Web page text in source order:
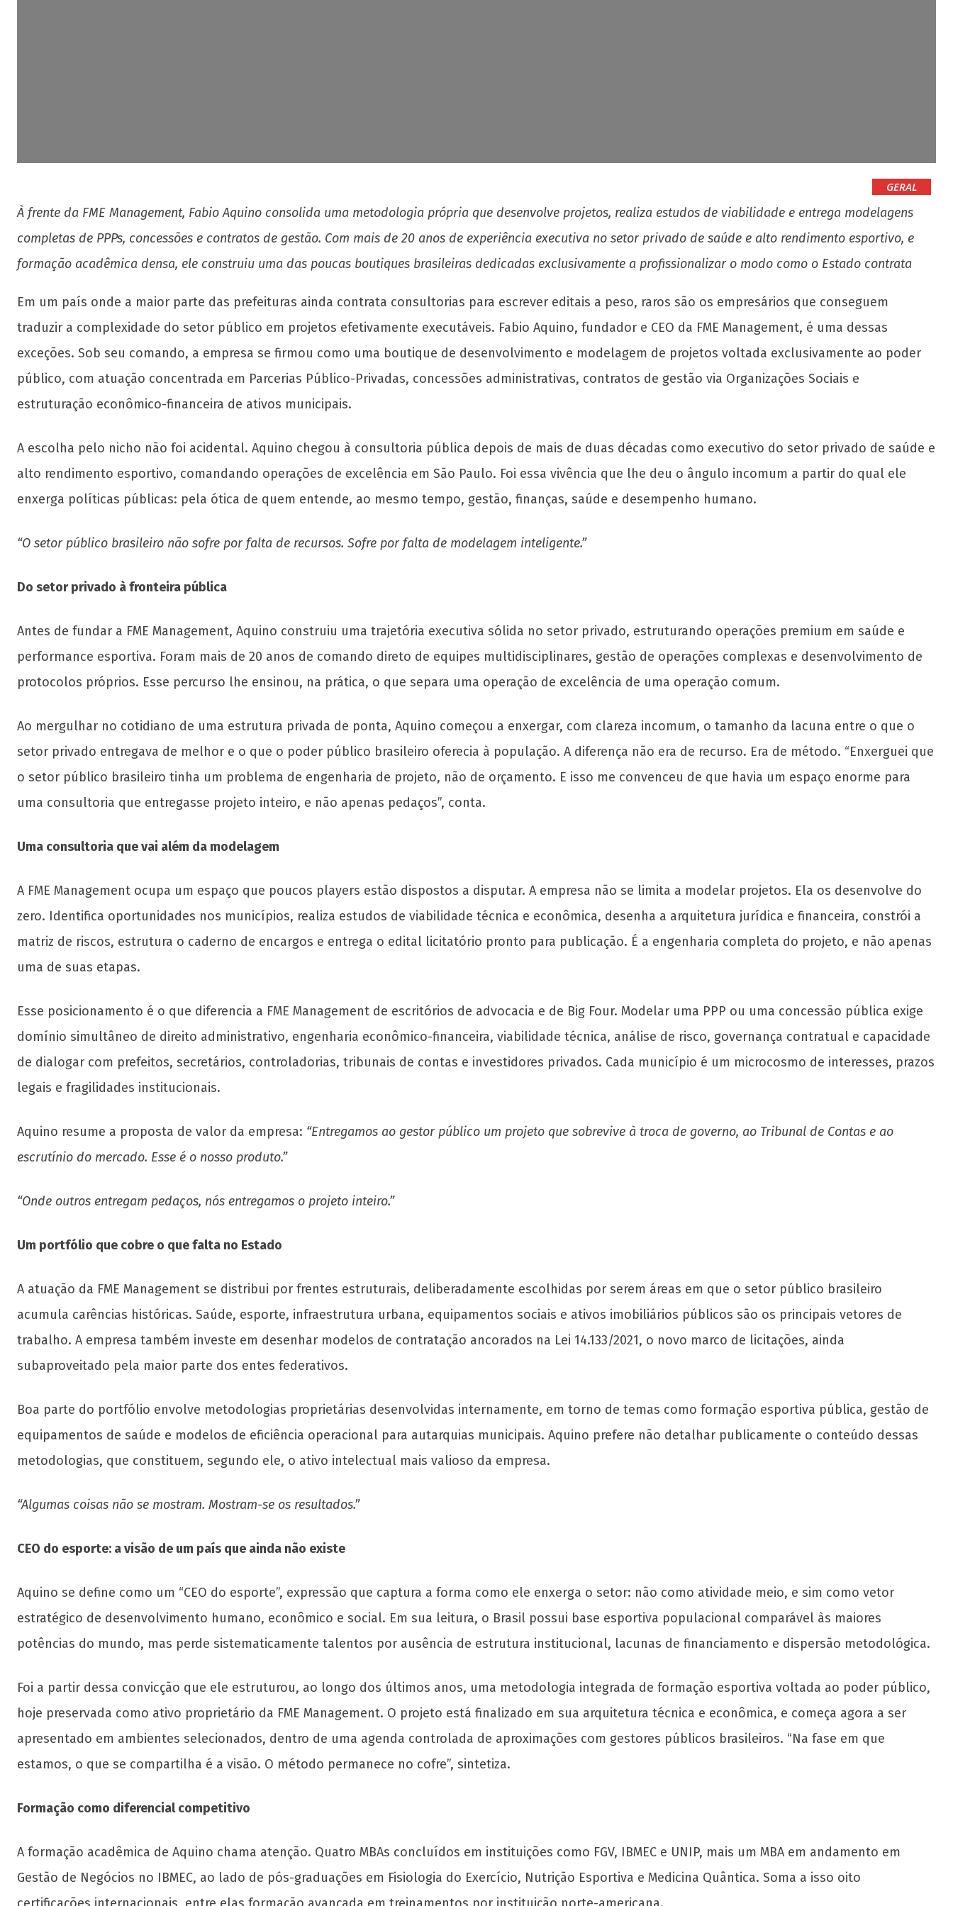
GERAL
À frente da FME Management, Fabio Aquino consolida uma metodologia própria que desenvolve projetos, realiza estudos de viabilidade e entrega modelagens
completas de PPPs, concessões e contratos de gestão. Com mais de 20 anos de experiência executiva no setor privado de saúde e alto rendimento esportivo, e
formação acadêmica densa, ele construiu uma das poucas boutiques brasileiras dedicadas exclusivamente a profissionalizar o modo como o Estado contrata
Em um país onde a maior parte das prefeituras ainda contrata consultorias para escrever editais a peso, raros são os empresários que conseguem
traduzir a complexidade do setor público em projetos efetivamente executáveis. Fabio Aquino, fundador e CEO da FME Management, é uma dessas
exceções. Sob seu comando, a empresa se firmou como uma boutique de desenvolvimento e modelagem de projetos voltada exclusivamente ao poder
público, com atuação concentrada em Parcerias Público-Privadas, concessões administrativas, contratos de gestão via Organizações Sociais e
estruturação econômico-financeira de ativos municipais.
A escolha pelo nicho não foi acidental. Aquino chegou à consultoria pública depois de mais de duas décadas como executivo do setor privado de saúde e
alto rendimento esportivo, comandando operações de excelência em São Paulo. Foi essa vivência que lhe deu o ângulo incomum a partir do qual ele
enxerga políticas públicas: pela ótica de quem entende, ao mesmo tempo, gestão, finanças, saúde e desempenho humano.
“O setor público brasileiro não sofre por falta de recursos. Sofre por falta de modelagem inteligente.”
Do setor privado à fronteira pública
Antes de fundar a FME Management, Aquino construiu uma trajetória executiva sólida no setor privado, estruturando operações premium em saúde e
performance esportiva. Foram mais de 20 anos de comando direto de equipes multidisciplinares, gestão de operações complexas e desenvolvimento de
protocolos próprios. Esse percurso lhe ensinou, na prática, o que separa uma operação de excelência de uma operação comum.
Ao mergulhar no cotidiano de uma estrutura privada de ponta, Aquino começou a enxergar, com clareza incomum, o tamanho da lacuna entre o que o
setor privado entregava de melhor e o que o poder público brasileiro oferecia à população. A diferença não era de recurso. Era de método. “Enxerguei que
o setor público brasileiro tinha um problema de engenharia de projeto, não de orçamento. E isso me convenceu de que havia um espaço enorme para
uma consultoria que entregasse projeto inteiro, e não apenas pedaços”, conta.
Uma consultoria que vai além da modelagem
A FME Management ocupa um espaço que poucos players estão dispostos a disputar. A empresa não se limita a modelar projetos. Ela os desenvolve do
zero. Identifica oportunidades nos municípios, realiza estudos de viabilidade técnica e econômica, desenha a arquitetura jurídica e financeira, constrói a
matriz de riscos, estrutura o caderno de encargos e entrega o edital licitatório pronto para publicação. É a engenharia completa do projeto, e não apenas
uma de suas etapas.
Esse posicionamento é o que diferencia a FME Management de escritórios de advocacia e de Big Four. Modelar uma PPP ou uma concessão pública exige
domínio simultâneo de direito administrativo, engenharia econômico-financeira, viabilidade técnica, análise de risco, governança contratual e capacidade
de dialogar com prefeitos, secretários, controladorias, tribunais de contas e investidores privados. Cada município é um microcosmo de interesses, prazos
legais e fragilidades institucionais.
Aquino resume a proposta de valor da empresa: “Entregamos ao gestor público um projeto que sobrevive à troca de governo, ao Tribunal de Contas e ao
escrutínio do mercado. Esse é o nosso produto.”
“Onde outros entregam pedaços, nós entregamos o projeto inteiro.”
Um portfólio que cobre o que falta no Estado
A atuação da FME Management se distribui por frentes estruturais, deliberadamente escolhidas por serem áreas em que o setor público brasileiro
acumula carências históricas. Saúde, esporte, infraestrutura urbana, equipamentos sociais e ativos imobiliários públicos são os principais vetores de
trabalho. A empresa também investe em desenhar modelos de contratação ancorados na Lei 14.133/2021, o novo marco de licitações, ainda
subaproveitado pela maior parte dos entes federativos.
Boa parte do portfólio envolve metodologias proprietárias desenvolvidas internamente, em torno de temas como formação esportiva pública, gestão de
equipamentos de saúde e modelos de eficiência operacional para autarquias municipais. Aquino prefere não detalhar publicamente o conteúdo dessas
metodologias, que constituem, segundo ele, o ativo intelectual mais valioso da empresa.
“Algumas coisas não se mostram. Mostram-se os resultados.”
CEO do esporte: a visão de um país que ainda não existe
Aquino se define como um “CEO do esporte”, expressão que captura a forma como ele enxerga o setor: não como atividade meio, e sim como vetor
estratégico de desenvolvimento humano, econômico e social. Em sua leitura, o Brasil possui base esportiva populacional comparável às maiores
potências do mundo, mas perde sistematicamente talentos por ausência de estrutura institucional, lacunas de financiamento e dispersão metodológica.
Foi a partir dessa convicção que ele estruturou, ao longo dos últimos anos, uma metodologia integrada de formação esportiva voltada ao poder público,
hoje preservada como ativo proprietário da FME Management. O projeto está finalizado em sua arquitetura técnica e econômica, e começa agora a ser
apresentado em ambientes selecionados, dentro de uma agenda controlada de aproximações com gestores públicos brasileiros. “Na fase em que
estamos, o que se compartilha é a visão. O método permanece no cofre”, sintetiza.
Formação como diferencial competitivo
A formação acadêmica de Aquino chama atenção. Quatro MBAs concluídos em instituições como FGV, IBMEC e UNIP, mais um MBA em andamento em
Gestão de Negócios no IBMEC, ao lado de pós-graduações em Fisiologia do Exercício, Nutrição Esportiva e Medicina Quântica. Soma a isso oito